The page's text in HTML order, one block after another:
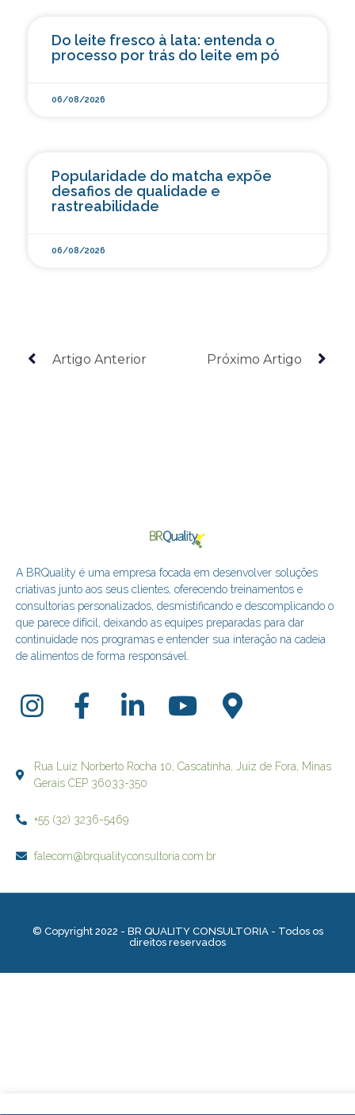
Do leite fresco à lata: entenda o
processo por trás do leite em pó
06/08/2026
Popularidade do matcha expõe
desafios de qualidade e
rastreabilidade
06/08/2026
Artigo Anterior Próximo Artigo
A BRQuality é uma empresa focada em desenvolver soluções
criativas junto aos seus clientes, oferecendo treinamentos e
consultorias personalizados, desmistificando e descomplicando o
que parece difícil, deixando as equipes preparadas para dar
continuidade nos programas e entender sua interação na cadeia
de alimentos de forma responsável.
Rua Luiz Norberto Rocha 10, Cascatinha, Juiz de Fora, Minas
Gerais CEP 36033-350
+55 (32) 3236-5469
falecom@brqualityconsultoria.com.br
© Copyright 2022 - BR QUALITY CONSULTORIA - Todos os
direitos reservados